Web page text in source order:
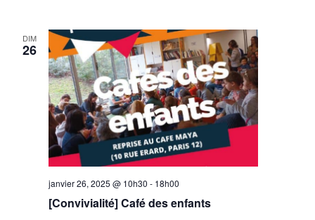
DIM
26
[Convivialité] Café des enfants
janvier 26, 2025 @ 10h30 - 18h00